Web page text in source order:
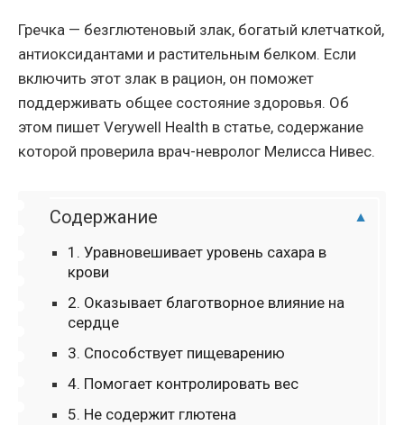
Гречка — безглютеновый злак, богатый клетчаткой,
антиоксидантами и растительным белком. Если
включить этот злак в рацион, он поможет
поддерживать общее состояние здоровья. Об
этом пишет Verywell Health в статье, содержание
которой проверила врач-невролог Мелисса Нивес.
Содержание
1. Уравновешивает уровень сахара в
крови
2. Оказывает благотворное влияние на
сердце
3. Способствует пищеварению
4. Помогает контролировать вес
5. Не содержит глютена